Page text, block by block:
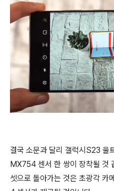
결국 소문과 달리 갤럭시S23 울
MX754 센서 한 쌍이 장착될 것
셋으로 돌아가는 것은 초광각